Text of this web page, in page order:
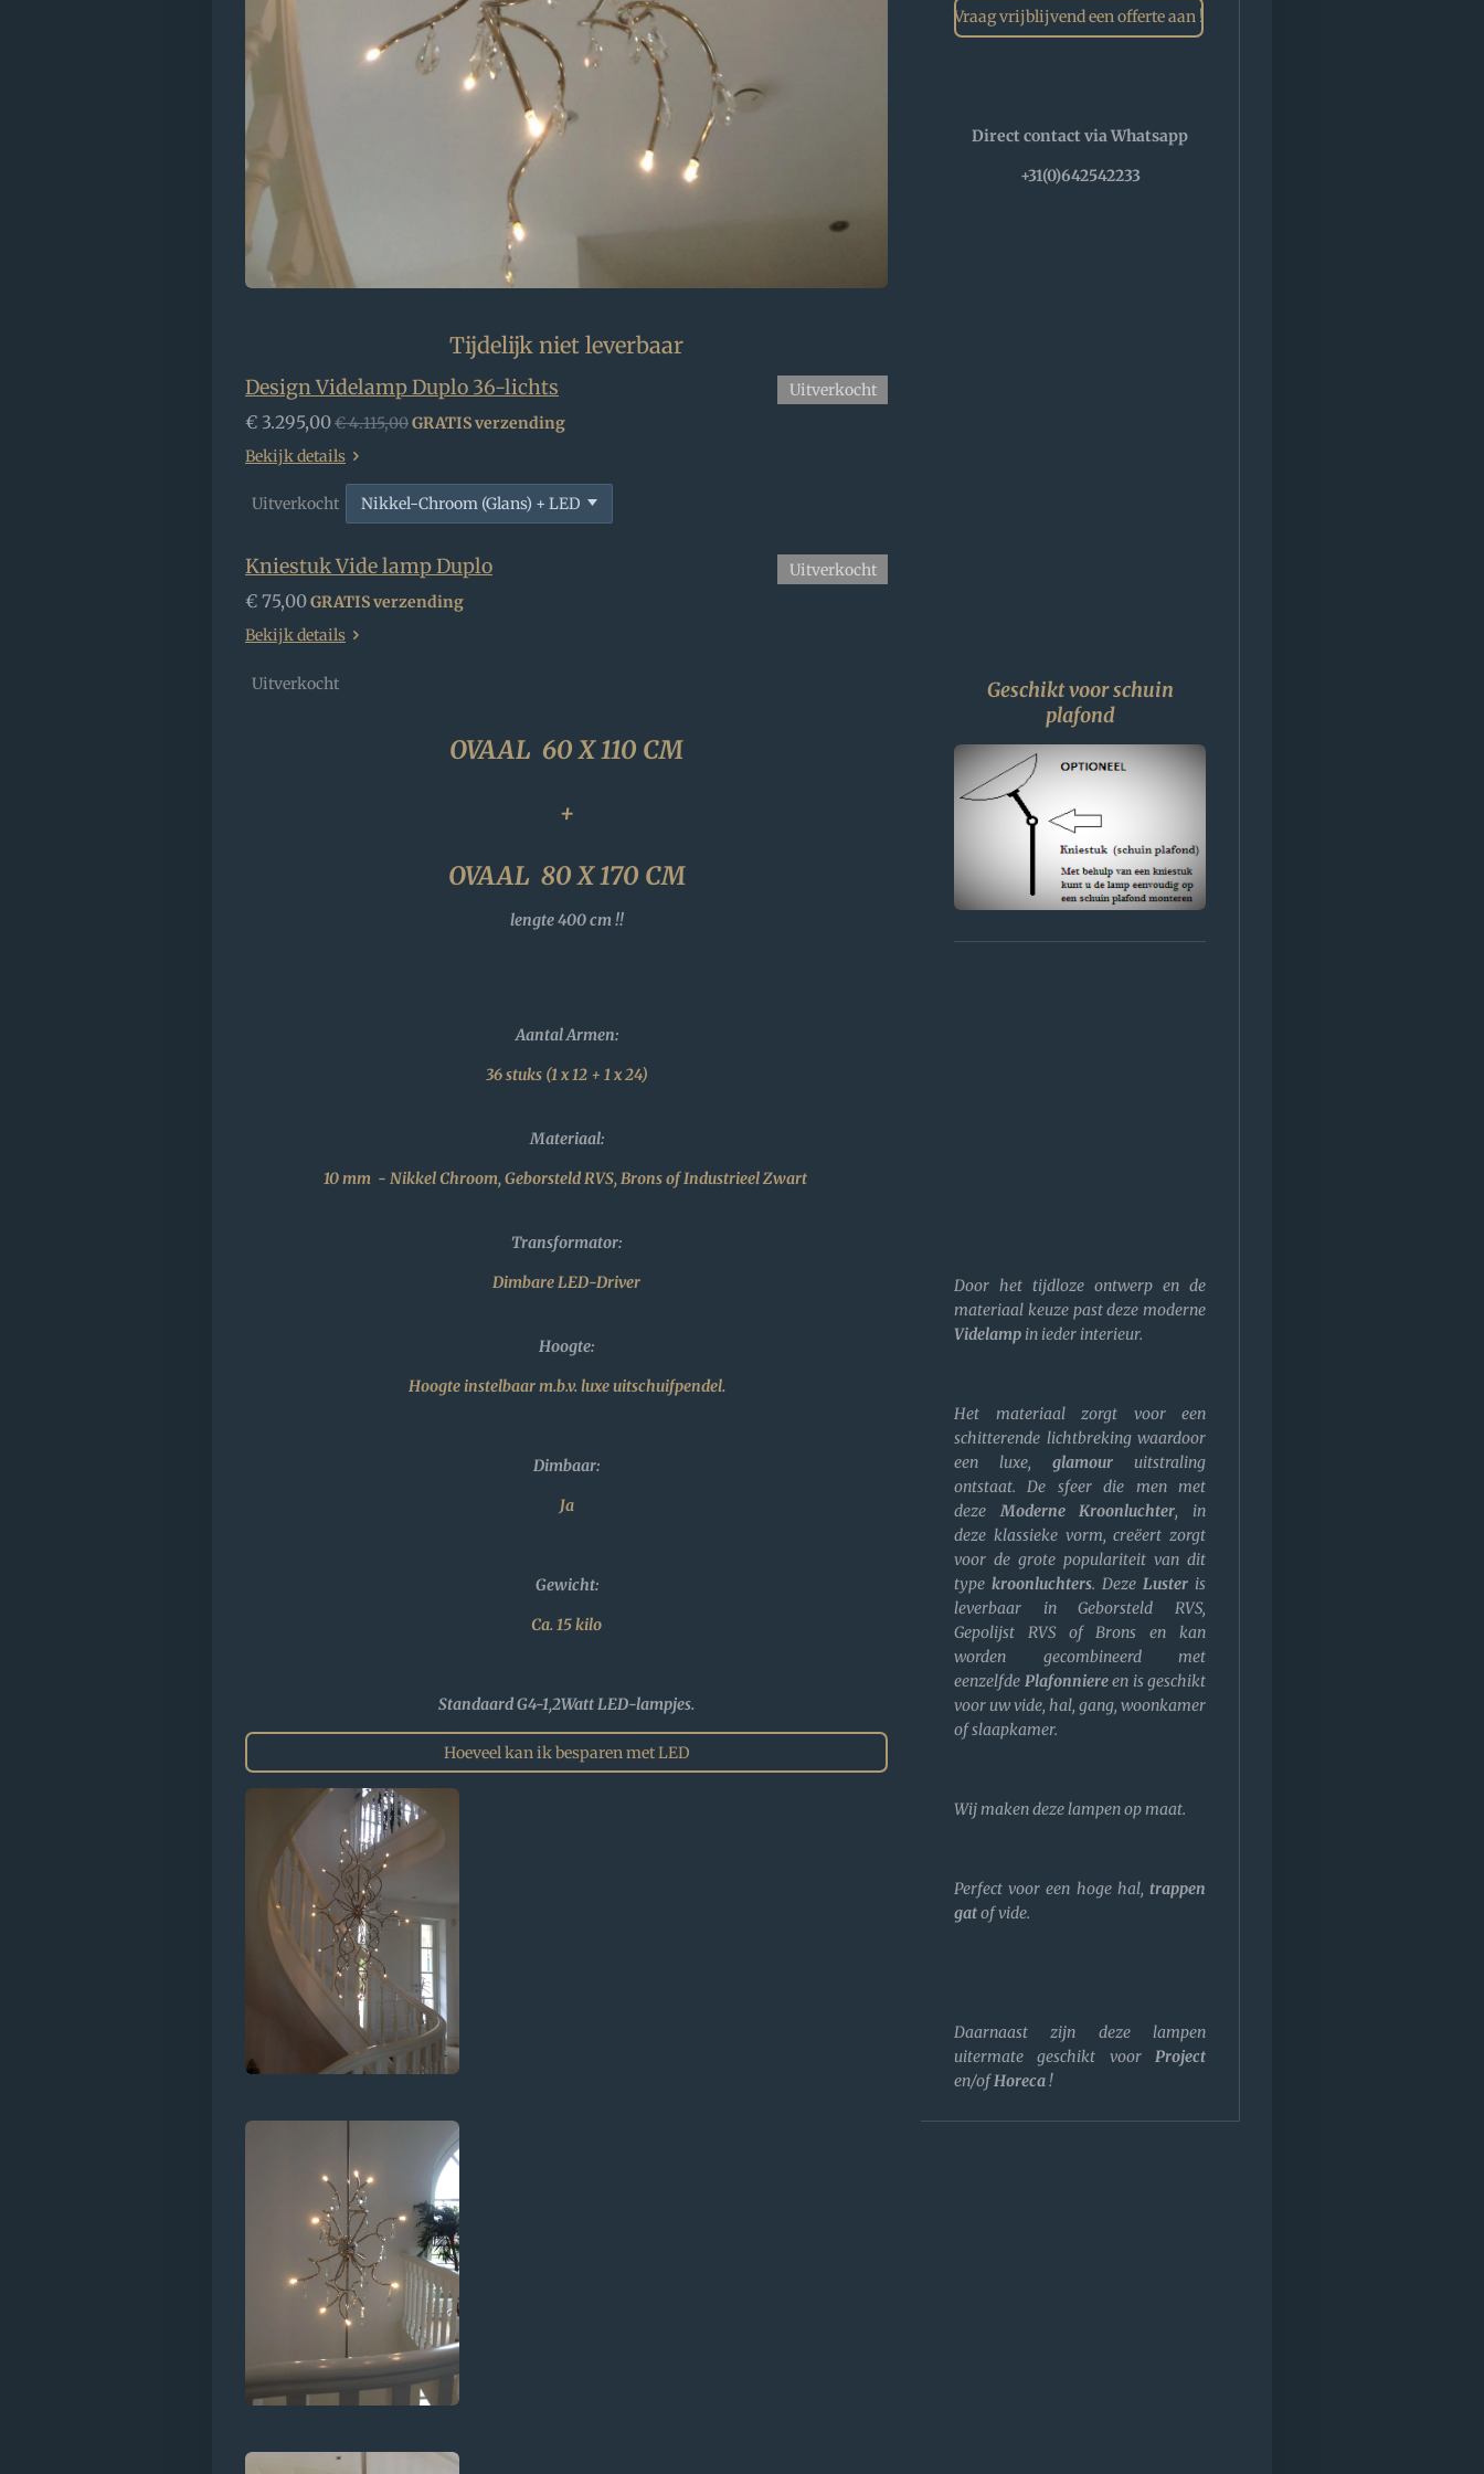
Tijdelijk niet leverbaar
Uitverkocht
Design Videlamp Duplo 36-lichts
€ 3.295,00€ 4.115,00GRATIS verzending
Bekijk details
Uitverkocht
Uitverkocht
Kniestuk Vide lamp Duplo
€ 75,00GRATIS verzending
Bekijk details
Uitverkocht
OVAAL 60 X 110 CM
+
OVAAL 80 X 170 CM
lengte 400 cm !!
Aantal Armen:
36 stuks (1 x 12 + 1 x 24)
Materiaal:
10 mm - Nikkel Chroom, Geborsteld RVS, Brons of Industrieel Zwart
Transformator:
Dimbare LED-Driver
Hoogte:
Hoogte instelbaar m.b.v. luxe uitschuifpendel.
Dimbaar:
Ja
Gewicht:
Ca. 15 kilo
Standaard G4-1,2Watt LED-lampjes.
Hoeveel kan ik besparen met LED
Vraag vrijblijvend een offerte aan !
Direct contact via Whatsapp
+31(0)642542233
Geschikt voor schuin
plafond
Door het tijdloze ontwerp en de
materiaal keuze past deze moderne
Videlamp in ieder interieur.
Het materiaal zorgt voor een
schitterende lichtbreking waardoor
een luxe, glamour uitstraling
ontstaat. De sfeer die men met
dezeModerne Kroonluchter, in
deze klassieke vorm, creëert zorgt
voor de grote populariteit van dit
type kroonluchters. Deze Luster is
leverbaar in Geborsteld RVS,
Gepolijst RVS of Brons en kan
worden gecombineerd met
eenzelfde Plafonniereen is geschikt
voor uw vide, hal, gang, woonkamer
of slaapkamer.
Wij maken deze lampen op maat.
Perfect voor een hoge hal, trappen
gatof vide.
Daarnaast zijn deze lampen
uitermate geschikt voor Project
en/ofHoreca!